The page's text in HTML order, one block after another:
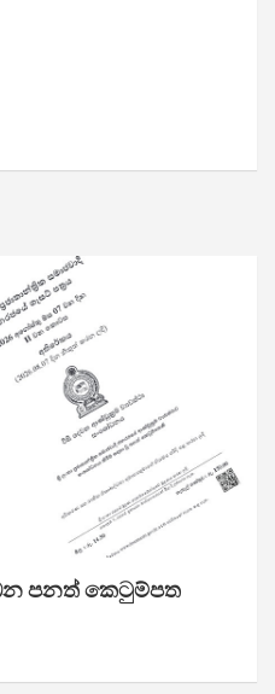
පනත් කෙටුම්පත